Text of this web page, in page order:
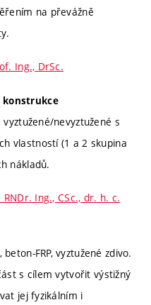
na převážně
Ing., DrSc.
konstrukce
nevyztužené s
vlastností (1 a 2 skupina
nákladů.
Ing., CSc., dr. h. c.
FRP, vyztužené zdivo.
s cílem vytvořit výstižný
jej fyzikálním i